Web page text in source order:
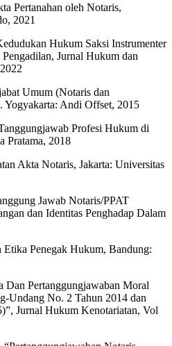
Pertanahan oleh Notaris,
2021
Hukum Saksi Instrumenter
Jurnal Hukum dan
Umum (Notaris dan
Yogyakarta: Andi Offset, 2015
Profesi Hukum di
Pratama, 2018
Akta Notaris, Jakarta: Universitas
Jawab Notaris/PPAT
dan Identitas Penghadap Dalam
Penegak Hukum, Bandung:
Pertanggungjawaban Moral
Undang No. 2 Tahun 2014 dan
Jurnal Hukum Kenotariatan, Vol